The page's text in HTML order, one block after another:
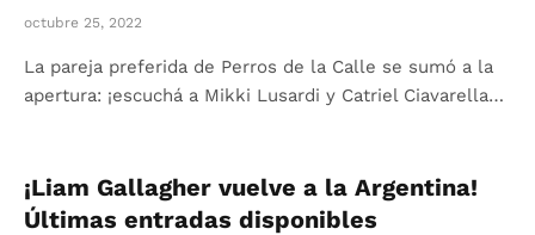
octubre 25, 2022
La pareja preferida de Perros de la Calle se sumó a la
apertura: ¡escuchá a Mikki Lusardi y Catriel Ciavarella…
¡Liam Gallagher vuelve a la Argentina!
Últimas entradas disponibles